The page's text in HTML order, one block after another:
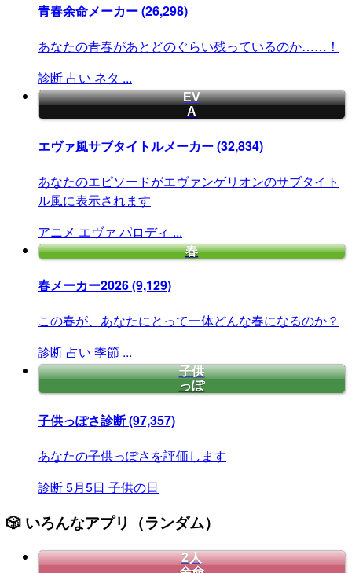
青春余命メーカー(26,298)
あなたの青春があとどのぐらい残っているのか……！
診断 占い ネタ ...
EV
A
エヴァ風サブタイトルメーカー(32,834)
あなたのエピソードがエヴァンゲリオンのサブタイト
ル風に表示されます
アニメ エヴァ パロディ ...
春
春メーカー2026(9,129)
この春が、あなたにとって一体どんな春になるのか？
診断 占い 季節 ...
子供
っぽ
子供っぽさ診断(97,357)
あなたの子供っぽさを評価します
診断5月5日 子供の日
🎲 いろんなアプリ（ランダム）
2人